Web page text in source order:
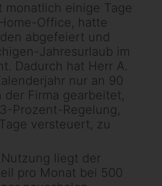
monatlich einige Tage
Office, hatte
abgefeiert und
Jahresurlaub im
Dadurch hat Herr A.
nur an 90
der Firma gearbeitet,
Prozent-Regelung,
versteuert, zu
liegt der
pro Monat bei 500